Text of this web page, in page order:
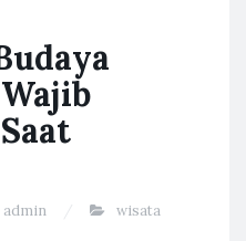
admin wisata